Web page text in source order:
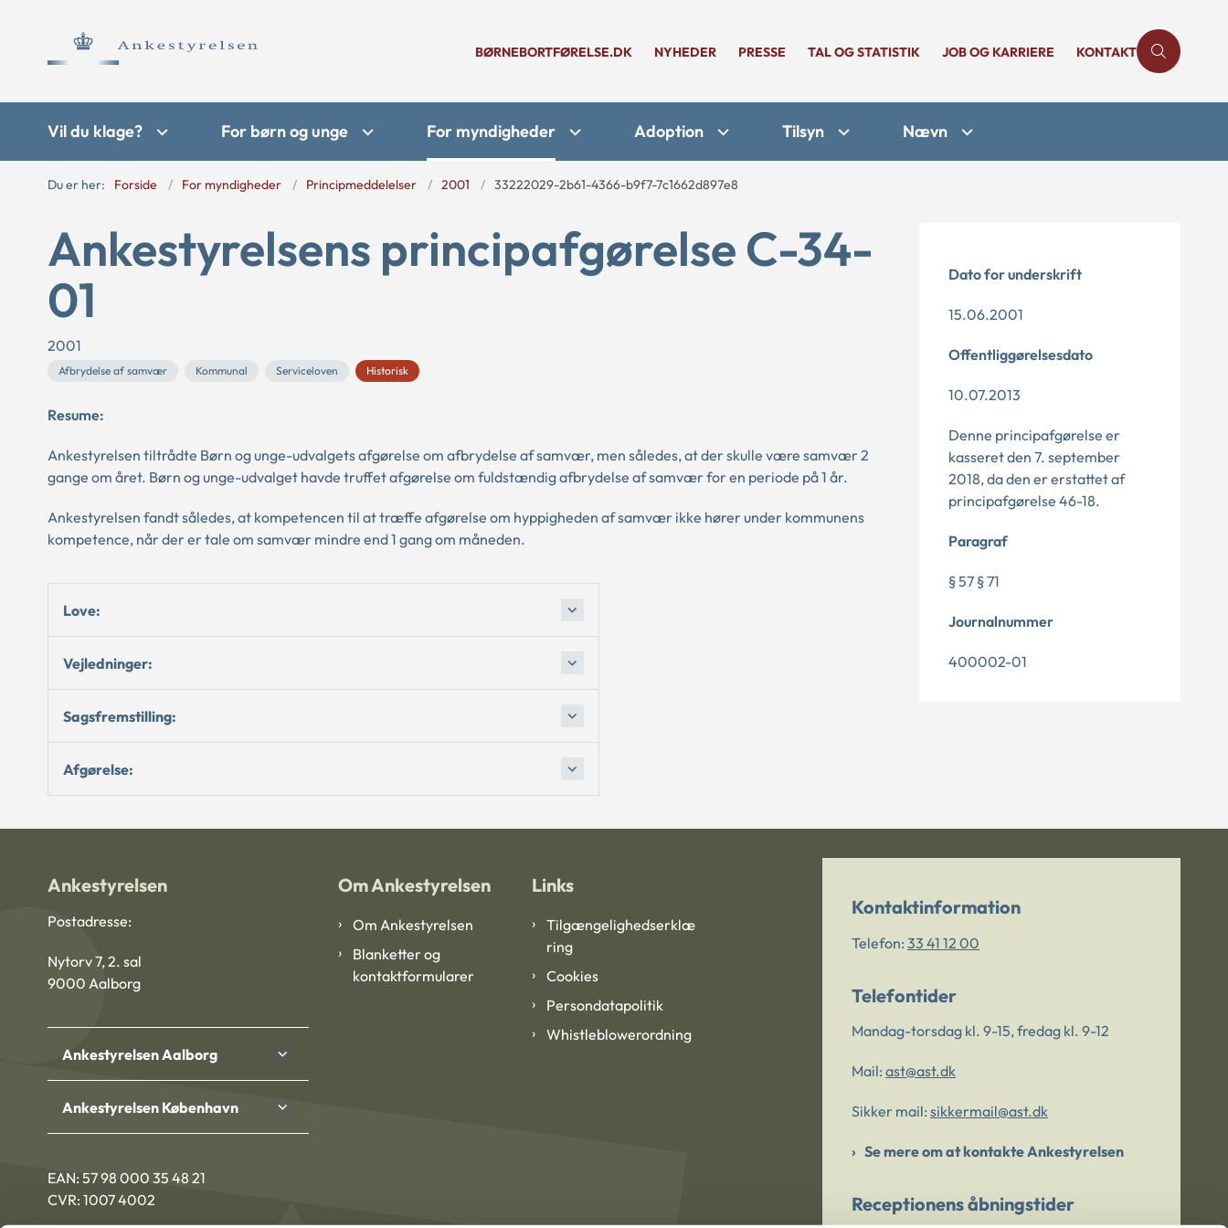
BØRNEBORTFØRELSE.DK NYHEDER PRESSE TAL OG STATISTIK JOB OG KARRIERE KONTAKT
Vil du klage? For børn og unge For myndigheder Adoption Tilsyn Nævn
Du er her: Forside For myndigheder Principmeddelelser 2001 33222029-2b61-4366-b9f7-7c1662d897e8
Ankestyrelsens principafgørelse C-34-
01
2001
Afbrydelse af samvær Kommunal Serviceloven Historisk
Resume:
Ankestyrelsen tiltrådte Børn og unge-udvalgets afgørelse om afbrydelse af samvær, men således, at der skulle være samvær 2
gange om året. Børn og unge-udvalget havde truffet afgørelse om fuldstændig afbrydelse af samvær for en periode på 1 år.
Ankestyrelsen fandt således, at kompetencen til at træffe afgørelse om hyppigheden af samvær ikke hører under kommunens
kompetence, når der er tale om samvær mindre end 1 gang om måneden.
Love:
Vejledninger:
Sagsfremstilling:
Afgørelse:
Dato for underskrift
15.06.2001
Offentliggørelsesdato
10.07.2013
Denne principafgørelse er
kasseret den 7. september
2018, da den er erstattet af
principafgørelse 46-18.
Paragraf
§ 57 § 71
Journalnummer
400002-01
Ankestyrelsen
Postadresse:
Nytorv 7, 2. sal
9000 Aalborg
Ankestyrelsen Aalborg
Ankestyrelsen København
EAN: 57 98 000 35 48 21
CVR: 1007 4002
Om Ankestyrelsen
Om Ankestyrelsen
Blanketter og
kontaktformularer
Links
Tilgængelighedserklæ
ring
Cookies
Persondatapolitik
Whistleblowerordning
Kontaktinformation
Telefon: 33 41 12 00
Telefontider
Mandag-torsdag kl. 9-15, fredag kl. 9-12
Mail: ast@ast.dk
Sikker mail: sikkermail@ast.dk
Se mere om at kontakte Ankestyrelsen
Receptionens åbningstider